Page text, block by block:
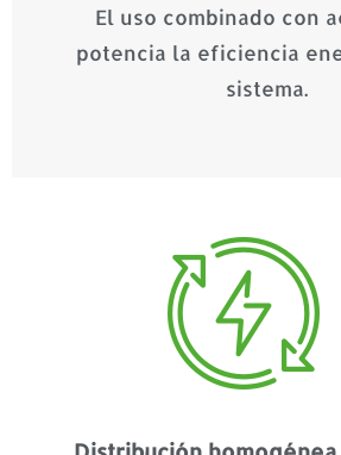
El uso combinado con
potencia la eficiencia
sistema.